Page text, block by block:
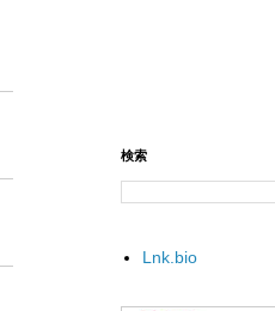
検索
Lnk.bio